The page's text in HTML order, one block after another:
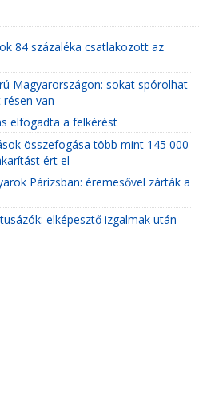
84 százaléka csatlakozott az
Magyarországon: sokat spórolhat
van
elfogadta a felkérést
összefogása több mint 145 000
ért el
Párizsban: éremesővel zárták a
elképesztő izgalmak után